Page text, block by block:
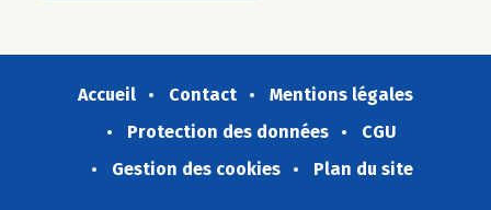
Accueil Contact
Mentions légales
Protection des données
CGU
Gestion des cookies
Plan du site